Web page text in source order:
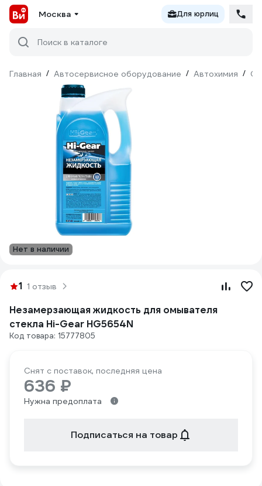
Москва Для юрлиц
Поиск в каталоге
Главная / Автосервисное оборудование / Автохимия /
Нет в наличии
1 1 отзыв
Незамерзающая жидкость для омывателя
стекла Hi-Gear HG5654N
Код товара: 15777805
Снят с поставок, последняя цена
636 ₽
Нужна предоплата
Подписаться на товар